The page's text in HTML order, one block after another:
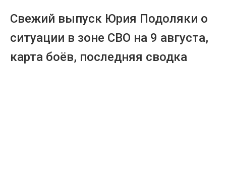
Свежий выпуск Юрия Подоляки о
ситуации в зоне СВО на 9 августа,
карта боёв, последняя сводка